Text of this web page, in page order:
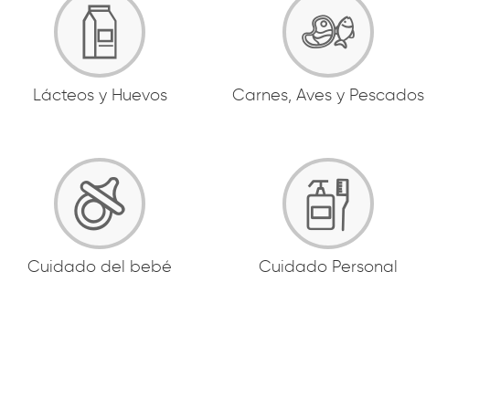
Lácteos y Huevos Carnes, Aves y Pescados
Cuidado del bebé Cuidado Personal